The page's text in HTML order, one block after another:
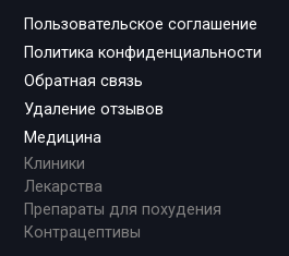
Пользовательское соглашение
Политика конфиденциальности
Обратная связь
Удаление отзывов
Медицина
Клиники
Лекарства
Препараты для похудения
Контрацептивы